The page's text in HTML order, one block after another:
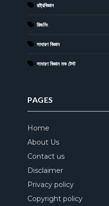
রাষ্ট্রবিজ্ঞান
রিজনিং
সাধারণ বিজ্ঞান
সাধারণ বিজ্ঞান মক টেস্ট
PAGES
Home
About Us
Contact us
Disclaimer
Privacy policy
Copyright policy